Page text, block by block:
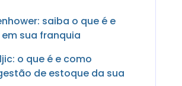
saiba o que é e
sua franquia
o que é e como
de estoque da sua